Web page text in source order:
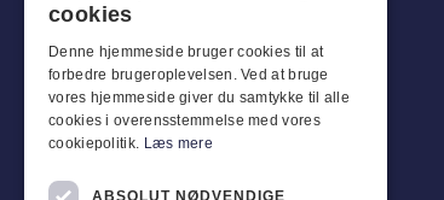
cookies
Denne hjemmeside bruger cookies til at
forbedre brugeroplevelsen. Ved at bruge
vores hjemmeside giver du samtykke til alle
cookies i overensstemmelse med vores
cookiepolitik. Læs mere
ABSOLUT NØDVENDIGE